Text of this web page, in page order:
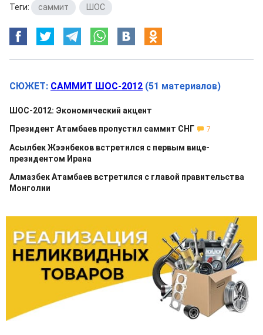
Теги: саммит ШОС
СЮЖЕТ: САММИТ ШОС-2012 (51 материалов)
ШОС-2012: Экономический акцент
Президент Атамбаев пропустил саммит СНГ
7
Асылбек Жээнбеков встретился с первым вице-
президентом Ирана
Алмазбек Атамбаев встретился с главой правительства
Монголии